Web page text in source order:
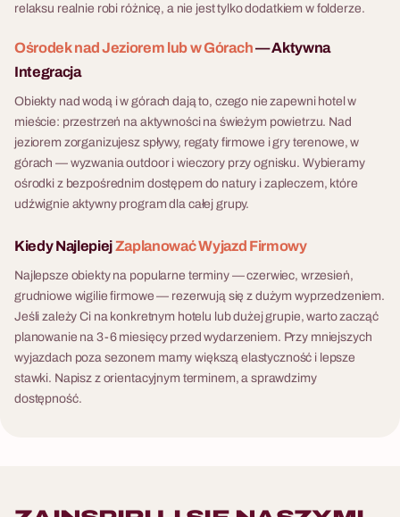
relaksu realnie robi różnicę, a nie jest tylko dodatkiem w folderze.
Ośrodek nad Jeziorem lub w Górach— Aktywna
Integracja
Obiekty nad wodą i w górach dają to, czego nie zapewni hotel w
mieście: przestrzeń na aktywności na świeżym powietrzu. Nad
jeziorem zorganizujesz spływy, regaty firmowe i gry terenowe, w
górach — wyzwania outdoor i wieczory przy ognisku. Wybieramy
ośrodki z bezpośrednim dostępem do natury i zapleczem, które
udźwignie aktywny program dla całej grupy.
Kiedy NajlepiejZaplanować Wyjazd Firmowy
Najlepsze obiekty na popularne terminy — czerwiec, wrzesień,
grudniowe wigilie firmowe — rezerwują się z dużym wyprzedzeniem.
Jeśli zależy Ci na konkretnym hotelu lub dużej grupie, warto zacząć
planowanie na 3-6 miesięcy przed wydarzeniem. Przy mniejszych
wyjazdach poza sezonem mamy większą elastyczność i lepsze
stawki. Napisz z orientacyjnym terminem, a sprawdzimy
dostępność.